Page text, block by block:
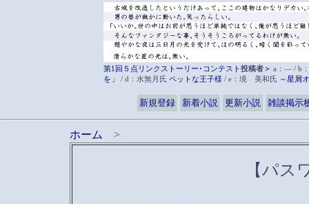
第1回５点リンクストーリー･コンテスト投稿者＞ a：― / b
を」
/ d：水無月氏 ペットな王子様 / e：境 美和氏 ～星屑
新規登録 新着小説 更新小説 雑談掲示
ホーム >
【パス